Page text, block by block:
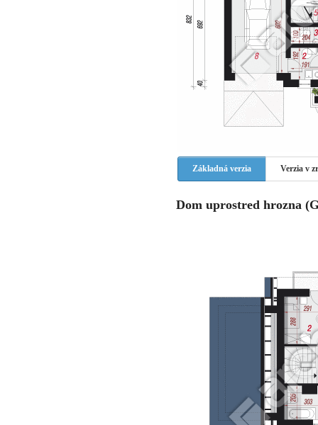
Základná verzia Verzia v
Dom uprostred hrozna